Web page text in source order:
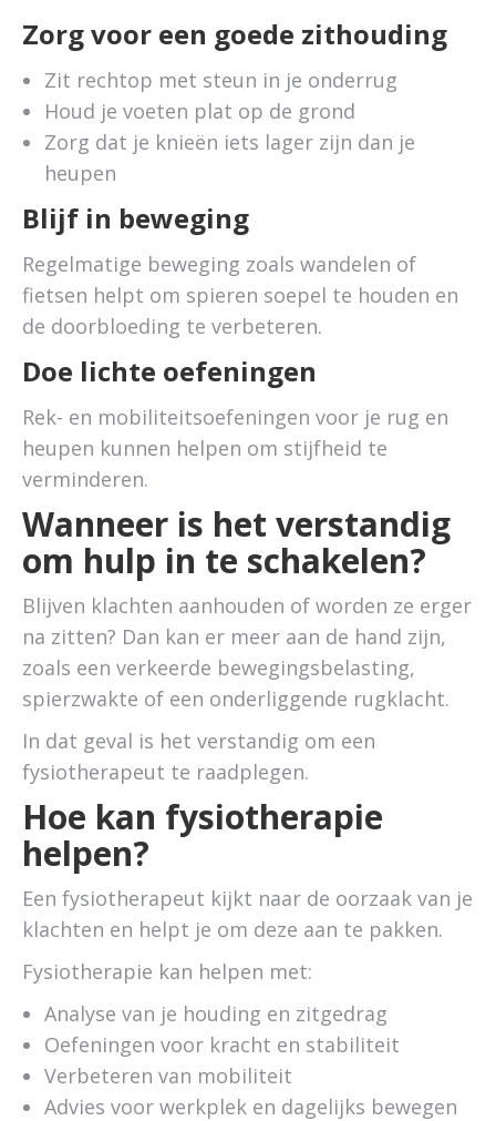
Zorg voor een goede zithouding
Zit rechtop met steun in je onderrug
Houd je voeten plat op de grond
Zorg dat je knieën iets lager zijn dan je
heupen
Blijf in beweging
Regelmatige beweging zoals wandelen of
fietsen helpt om spieren soepel te houden en
de doorbloeding te verbeteren.
Doe lichte oefeningen
Rek- en mobiliteitsoefeningen voor je rug en
heupen kunnen helpen om stijfheid te
verminderen.
Wanneer is het verstandig
om hulp in te schakelen?
Blijven klachten aanhouden of worden ze erger
na zitten? Dan kan er meer aan de hand zijn,
zoals een verkeerde bewegingsbelasting,
spierzwakte of een onderliggende rugklacht.
In dat geval is het verstandig om een
fysiotherapeut te raadplegen.
Hoe kan fysiotherapie
helpen?
Een fysiotherapeut kijkt naar de oorzaak van je
klachten en helpt je om deze aan te pakken.
Fysiotherapie kan helpen met:
Analyse van je houding en zitgedrag
Oefeningen voor kracht en stabiliteit
Verbeteren van mobiliteit
Advies voor werkplek en dagelijks bewegen